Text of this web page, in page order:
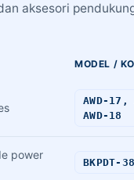
aksesori
MODEL /
AWD-17,
AWD-18
power
BKPDT-